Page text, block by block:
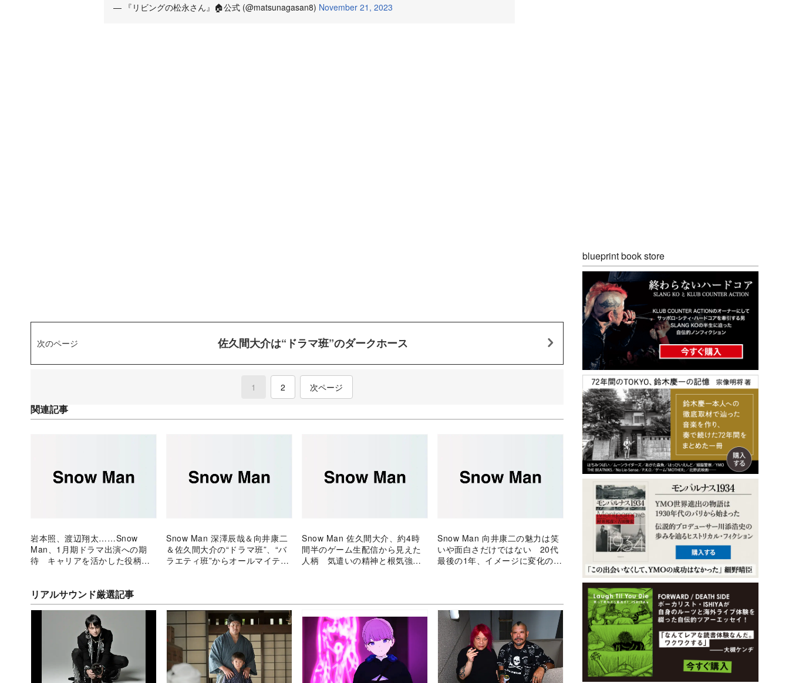
— 『リビングの松永さん』🏠公式 (@matsunagasan8) November 21, 2023
次のページ 佐久間大介は“ドラマ班”のダークホース
1 (current)
2 次ページ
関連記事
岩本照、渡辺翔太……Snow
Man、1月期ドラマ出演への期
待 キャリアを活かした役柄
Snow Man 深澤辰哉＆向井康二
＆佐久間大介の“ドラマ班”、“バ
ラエティ班”からオールマイティ
Snow Man 佐久間大介、約4時
間半のゲーム生配信から見えた
人柄 気遣いの精神と根気強さ
Snow Man 向井康二の魅力は笑
いや面白さだけではない 20代
最後の1年、イメージに変化の兆
リアルサウンド厳選記事
blueprint book store